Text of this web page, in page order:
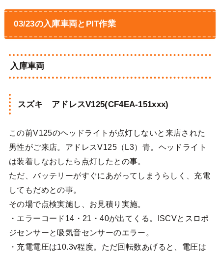
03/23の入庫車両とPIT作業
入庫車両
スズキ アドレスV125(CF4EA-151xxx)
この前V125のヘッドライトが点灯しないと来店された
男性がご来店。アドレスV125（L3）青。ヘッドライト
は装着しなおしたら点灯したとの事。
ただ、バッテリーがすぐにあがってしまうらしく、充電
してもだめとの事。
その場で点検実施し、お見積り実施。
・エラーコード14・21・40が出てくる。ISCVとスロポ
ジセンサーと吸気音センサーのエラー。
・充電電圧は10.3v程度。ただ回転数あげると、電圧は